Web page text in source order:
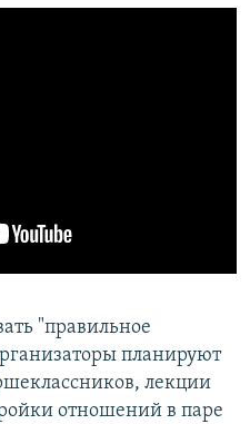
"правильное
планируют
лекции
отношений в паре